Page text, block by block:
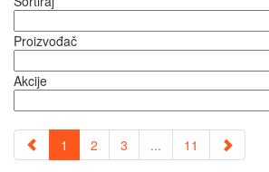
Proizvođač
Akcije
1 2 3 ... 11